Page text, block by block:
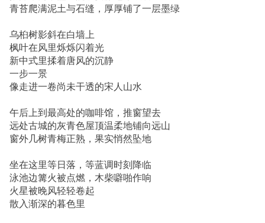
青苔爬满泥土与石缝，厚厚铺了一层墨绿
乌桕树影斜在白墙上
枫叶在风里烁烁闪着光
新中式里揉着唐风的沉静
一步一景
像走进一卷尚未干透的宋人山水
午后上到最高处的咖啡馆，推窗望去
远处古城的灰青色屋顶温柔地铺向远山
窗外几树青梅正熟，果实悄然坠地
坐在这里等日落，等蓝调时刻降临
泳池边篝火被点燃，木柴噼啪作响
火星被晚风轻轻卷起
散入渐深的暮色里